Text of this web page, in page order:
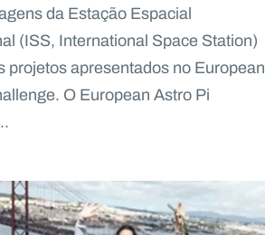
da Estação Espacial
(ISS, International Space Station)
projetos apresentados no European
O European Astro Pi